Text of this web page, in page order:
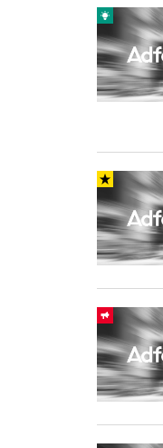
Interne